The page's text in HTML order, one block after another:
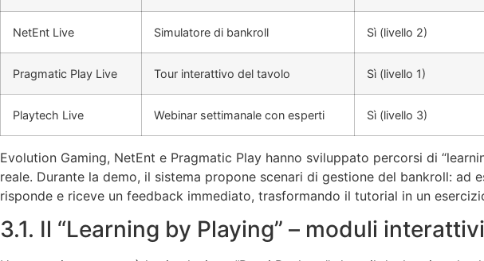
NetEnt Live Simulatore di bankroll Sì (livello 2)
Pragmatic Play Live Tour interattivo del tavolo Sì (livello 1)
Playtech Live Webinar settimanale con esperti Sì (livello 3)
Evolution Gaming, NetEnt e Pragmatic Play hanno sviluppato percorsi di
reale. Durante la demo, il sistema propone scenari di gestione del bankroll: ad
risponde e riceve un feedback immediato, trasformando il tutorial in un
3.1. Il “Learning by Playing” – moduli interattivi